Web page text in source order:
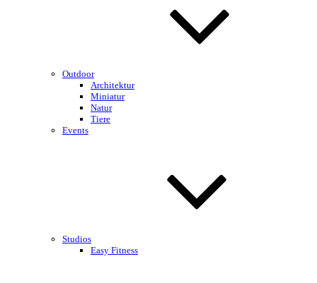
Outdoor
Architektur
Miniatur
Natur
Tiere
Events
Studios
Easy Fitness